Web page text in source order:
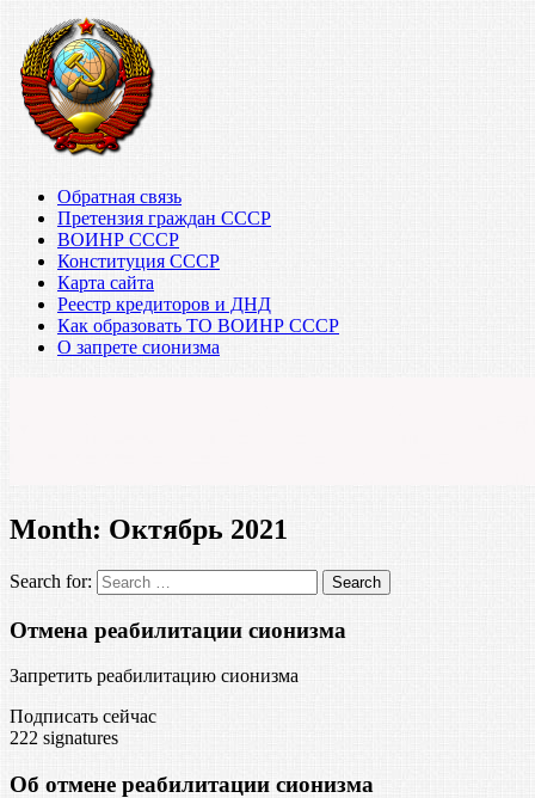
Обратная связь
Претензия граждан СССР
ВОИНР СССР
Конституция СССР
Карта сайта
Реестр кредиторов и ДНД
Как образовать ТО ВОИНР СССР
О запрете сионизма
Month: Октябрь 2021
Search for:
Отмена реабилитации сионизма
Запретить реабилитацию сионизма
Подписать сейчас
222 signatures
Об отмене реабилитации сионизма